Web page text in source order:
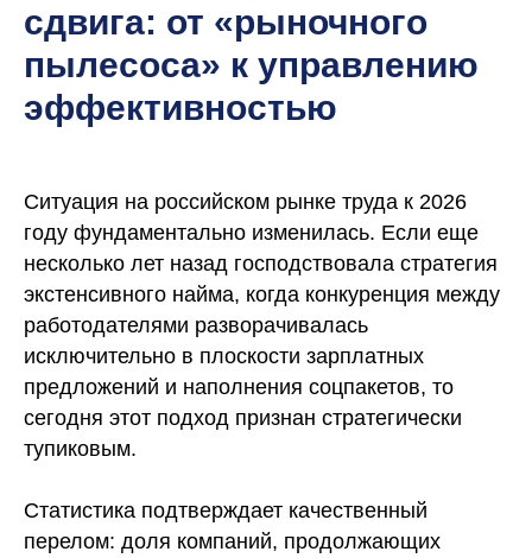
сдвига: от «рыночного
пылесоса» к управлению
эффективностью
Ситуация на российском рынке труда к 2026
году фундаментально изменилась. Если еще
несколько лет назад господствовала стратегия
экстенсивного найма, когда конкуренция между
работодателями разворачивалась
исключительно в плоскости зарплатных
предложений и наполнения соцпакетов, то
сегодня этот подход признан стратегически
тупиковым.
Статистика подтверждает качественный
перелом: доля компаний, продолжающих